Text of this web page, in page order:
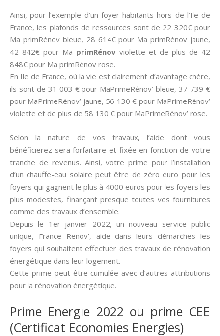
Ainsi, pour l’exemple d’un foyer habitants hors de l’Ile de
France, les plafonds de ressources sont de 22 320€ pour
Ma primRénov bleue, 28 614€ pour Ma primRénov jaune,
42 842€ pour Ma primRénov violette et de plus de 42
848€ pour Ma primRénov rose.
En Ile de France, où la vie est clairement d’avantage chère,
ils sont de 31 003 € pour MaPrimeRénov’ bleue, 37 739 €
pour MaPrimeRénov’ jaune, 56 130 € pour MaPrimeRénov’
violette et de plus de 58 130 € pour MaPrimeRénov’ rose.
Selon la nature de vos travaux, l’aide dont vous
bénéficierez sera forfaitaire et fixée en fonction de votre
tranche de revenus. Ainsi, votre prime pour l’installation
d’un chauffe-eau solaire peut être de zéro euro pour les
foyers qui gagnent le plus à 4000 euros pour les foyers les
plus modestes, finançant presque toutes vos fournitures
comme des travaux d’ensemble.
Depuis le 1er janvier 2022, un nouveau service public
unique, France Renov’, aide dans leurs démarches les
foyers qui souhaitent effectuer des travaux de rénovation
énergétique dans leur logement.
Cette prime peut être cumulée avec d’autres attributions
pour la rénovation énergétique.
Prime Energie 2022 ou prime CEE
(Certificat Economies Energies)